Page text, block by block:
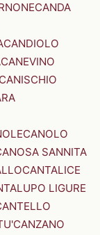
CANDA
CANDIOLO
CANEVINO
CANISCHIO
CANOLO
SANNITA
CANTALICE
LIGURE
CANZANO